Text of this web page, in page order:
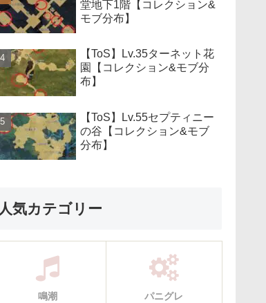
堂地下1階【コレクション&
モブ分布】
【ToS】Lv.35ターネット花
園【コレクション&モブ分
布】
【ToS】Lv.55セプティニー
の谷【コレクション&モブ
分布】
人気カテゴリー
鳴潮 パニグレ